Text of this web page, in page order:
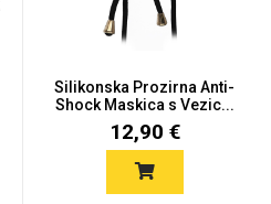
Silikonska Prozirna Anti-
Shock Maskica s Vezic...
12,90 €